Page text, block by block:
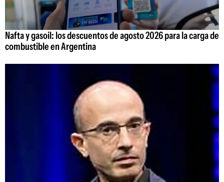
Nafta y gasoil: los descuentos de agosto 2026 para la carga de
combustible en Argentina